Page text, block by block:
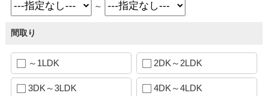
～
間取り
～1LDK 2DK～2LDK
3DK～3LDK 4DK～4LDK